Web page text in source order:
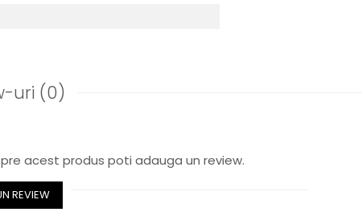
uri (0)
acest produs poti adauga un review.
REVIEW